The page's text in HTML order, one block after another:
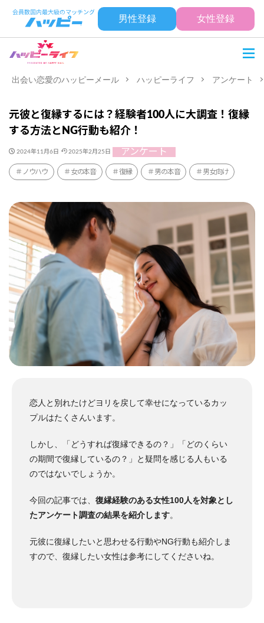
男性登録 女性登録
出会い恋愛のハッピーメール ハッピーライフ アンケート
元彼と復縁するには？経験者100人に大調査！復縁
する方法とNG行動も紹介！
2024年11月6日 2025年2月25日 アンケート
ノウハウ 女の本音 復縁 男の本音 男女向け
恋人と別れたけどヨリを戻して幸せになっているカッ
プルはたくさんいます。
しかし、「どうすれば復縁できるの？」「どのくらい
の期間で復縁しているの？」と疑問を感じる人もいる
のではないでしょうか。
今回の記事では、 復縁経験のある女性100人を対象とし
たアンケート調査の結果を紹介します。
元彼に復縁したいと思わせる行動やNG行動も紹介しま
すので、復縁したい女性は参考にしてくださいね。